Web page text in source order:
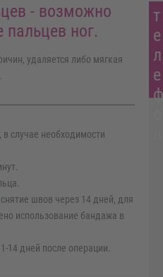
- возможно
пальцев ног.
удаляется либо мягкая
случае необходимости
снятие швов через 14 дней, для
использование бандажа в
1-14 дней после операции.
т
е
л
е
ф